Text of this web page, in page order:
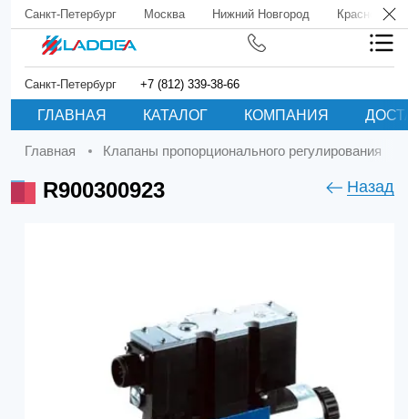
Санкт-Петербург Москва Нижний Новгород Краснодар
Санкт-Петербург +7 (812) 339-38-66
ГЛАВНАЯ КАТАЛОГ КОМПАНИЯ
Главная Клапаны пропорционального регулирования
R900300923 Назад